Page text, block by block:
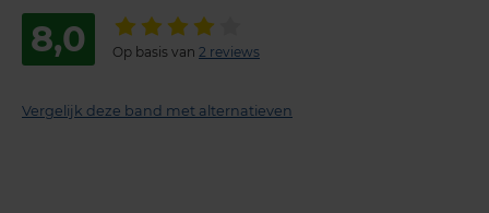
8,0 Op basis van 2 reviews
Vergelijk deze band met alternatieven